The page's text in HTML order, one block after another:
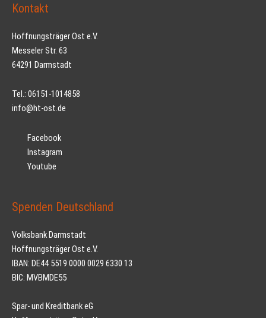
Kontakt
Hoffnungsträger Ost e.V.
Messeler Str. 63
64291 Darmstadt
Tel.: 06151-1014858
info@ht-ost.de
Facebook
Instagram
Youtube
Spenden Deutschland
Volksbank Darmstadt
Hoffnungsträger Ost e.V.
IBAN: DE44 5519 0000 0029 6330 13
BIC: MVBMDE55
Spar- und Kreditbank eG